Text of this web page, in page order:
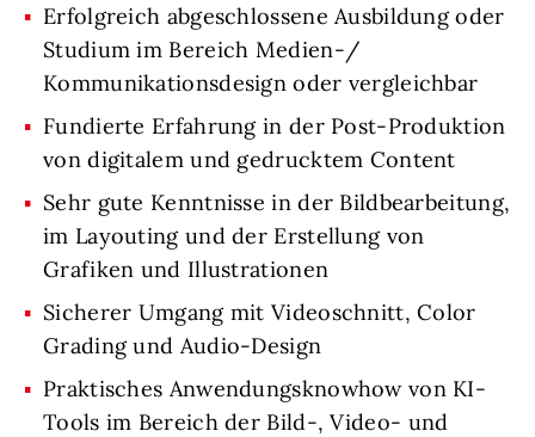
Erfolgreich abgeschlossene Ausbildung oder
Studium im Bereich Medien-/
Kommunikationsdesign oder vergleichbar
Fundierte Erfahrung in der Post-Produktion
von digitalem und gedrucktem Content
Sehr gute Kenntnisse in der Bildbearbeitung,
im Layouting und der Erstellung von
Grafiken und Illustrationen
Sicherer Umgang mit Videoschnitt, Color
Grading und Audio-Design
Praktisches Anwendungsknowhow von KI-
Tools im Bereich der Bild-, Video- und